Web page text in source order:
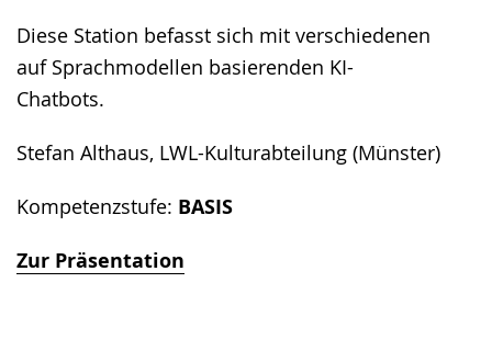
Diese Station befasst sich mit verschiedenen
auf Sprachmodellen basierenden KI-
Chatbots.
Stefan Althaus, LWL-Kulturabteilung (Münster)
Kompetenzstufe: BASIS
Zur Präsentation